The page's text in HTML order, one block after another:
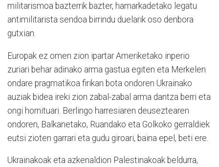
militarismoa bazterrik bazter, hamarkadetako legatu
antimilitarista sendoa birrindu duelarik oso denbora
gutxian.
Europak ez omen zion ipartar Ameriketako inperio
zuriari behar adinako arma gastua egiten eta Merkelen
ondare pragmatikoa firikan bota ondoren Ukrainako
auziak bidea ireki zion zabal-zabal arma dantza berri eta
ongi hornituari. Berlingo harresiaren deuseztearen
ondoren, Balkanetako, Ruandako eta Golkoko gerraldiek
eutsi zioten garrari eta gudu giroari, baina epel, beti ere.
Ukrainakoak eta azkenaldion Palestinakoak beldurra,